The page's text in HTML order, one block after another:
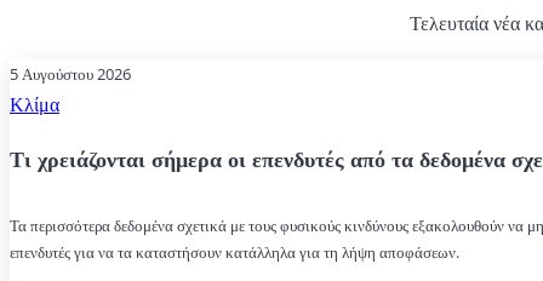
Τελευταία νέα
5 Αυγούστου 2026
Κλίμα
Τι χρειάζονται σήμερα οι επενδυτές από τα δεδομένα
Τα περισσότερα δεδομένα σχετικά με τους φυσικούς κινδύνους εξακολουθούν να
επενδυτές για να τα καταστήσουν κατάλληλα για τη λήψη αποφάσεων.